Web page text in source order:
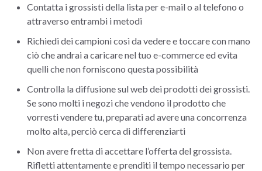
Contatta i grossisti della lista per e-mail o al telefono o
attraverso entrambi i metodi
Richiedi dei campioni così da vedere e toccare con mano
ciò che andrai a caricare nel tuo e-commerce ed evita
quelli che non forniscono questa possibilità
Controlla la diffusione sul web dei prodotti dei grossisti.
Se sono molti i negozi che vendono il prodotto che
vorresti vendere tu, preparati ad avere una concorrenza
molto alta, perciò cerca di differenziarti
Non avere fretta di accettare l’offerta del grossista.
Rifletti attentamente e prenditi il tempo necessario per